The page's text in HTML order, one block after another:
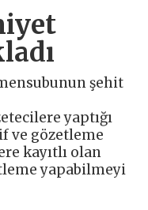
şehit
yaptığı
ve gözetleme
kayıtlı olan
yapabilmeyi